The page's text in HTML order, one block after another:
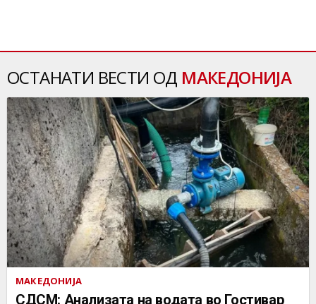
ОСТАНАТИ ВЕСТИ ОД МАКЕДОНИЈА
МАКЕДОНИЈА
СДСМ: Анализата на водата во Гостивар